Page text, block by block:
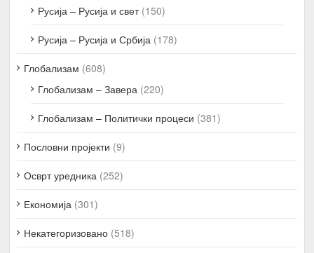
Русија – Русија и свет(150)
Русија – Русија и Србија (178)
Глобализам (608)
Глобализам – Завера (220)
Глобализам – Политички процеси (381)
Пословни пројекти (9)
Осврт уредника (252)
Економија (301)
Некатегоризовано (518)